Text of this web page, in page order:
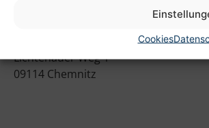
Cookies
Heim gemeinnützige GmbH
Lichtenauer Weg 1
09114 Chemnitz